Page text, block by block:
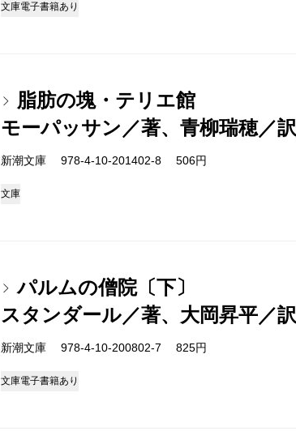
文庫電子書籍あり
脂肪の塊・テリエ館
モーパッサン／著、青柳瑞穂／訳
新潮文庫 978-4-10-201402-8 506円
文庫
パルムの僧院〔下〕
スタンダール／著、大岡昇平／訳
新潮文庫 978-4-10-200802-7 825円
文庫電子書籍あり